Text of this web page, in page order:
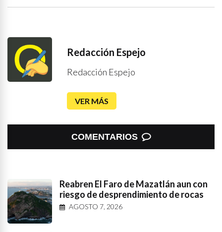
Redacción Espejo
Redacción Espejo
VER MÁS
COMENTARIOS
Reabren El Faro de Mazatlán aun con
riesgo de desprendimiento de rocas
AGOSTO 7, 2026